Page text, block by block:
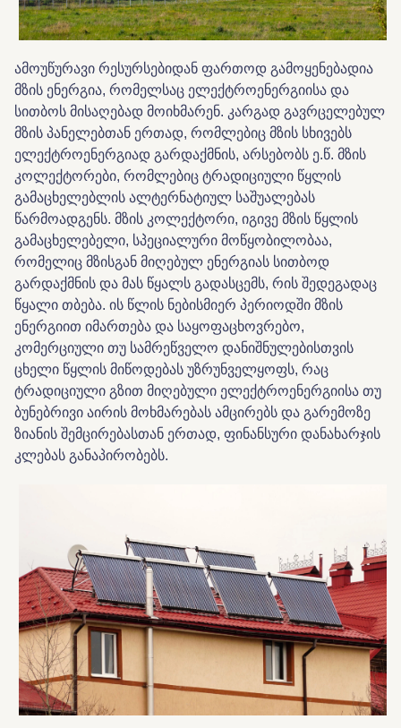
ამოუწურავი რესურსებიდან ფართოდ გამოყენებადია
მზის ენერგია, რომელსაც ელექტროენერგიისა და
სითბოს მისაღებად მოიხმარენ. კარგად გავრცელებულ
მზის პანელებთან ერთად, რომლებიც მზის სხივებს
ელექტროენერგიად გარდაქმნის, არსებობს ე.წ. მზის
კოლექტორები, რომლებიც ტრადიციული წყლის
გამაცხელებლის ალტერნატიულ საშუალებას
წარმოადგენს. მზის კოლექტორი, იგივე მზის წყლის
გამაცხელებელი, სპეციალური მოწყობილობაა,
რომელიც მზისგან მიღებულ ენერგიას სითბოდ
გარდაქმნის და მას წყალს გადასცემს, რის შედეგადაც
წყალი თბება. ის წლის ნებისმიერ პერიოდში მზის
ენერგიით იმართება და საყოფაცხოვრებო,
კომერციული თუ სამრეწველო დანიშნულებისთვის
ცხელი წყლის მიწოდებას უზრუნველყოფს, რაც
ტრადიციული გზით მიღებული ელექტროენერგიისა თუ
ბუნებრივი აირის მოხმარებას ამცირებს და გარემოზე
ზიანის შემცირებასთან ერთად, ფინანსური დანახარჯის
კლებას განაპირობებს.